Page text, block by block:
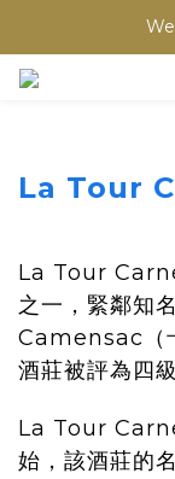
買滿任何酒類
買滿任何酒類
La Tour
La Tour
之一，緊鄰知
Camensac （
酒莊被評為四
La Tour
始，該酒莊的